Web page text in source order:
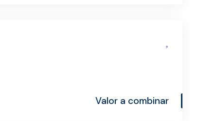
Valor a combinar